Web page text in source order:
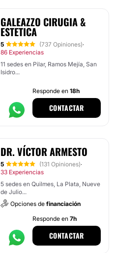
GALEAZZO CIRUGIA &
ESTETICA
5 (737 Opiniones)·
86 Experiencias
11 sedes en Pilar, Ramos Mejía, San
Isidro...
Responde en 18h
CONTACTAR
DR. VÍCTOR ARMESTO
5 (131 Opiniones)·
33 Experiencias
5 sedes en Quilmes, La Plata, Nueve
de Julio...
Opciones de financiación
Responde en 7h
CONTACTAR